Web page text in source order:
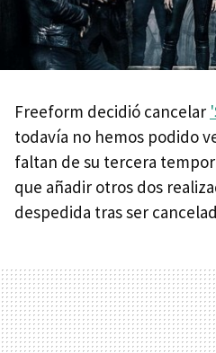
Freeform decidió cancelar
todavía no hemos podido
faltan de su tercera
que añadir otros dos
despedida tras ser